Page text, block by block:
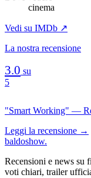
cinema
Vedi su IMDb ↗
La nostra recensione
3.0 su
5
"Smart Working" —
Leggi la recensione →
baldoshow.
Recensioni e news su
voti chiari, trailer